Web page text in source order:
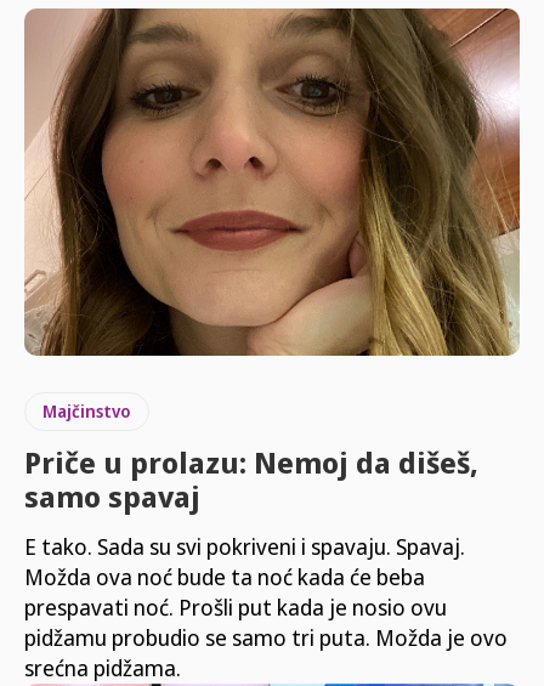
Majčinstvo
Priče u prolazu: Nemoj da dišeš,
samo spavaj
E tako. Sada su svi pokriveni i spavaju. Spavaj.
Možda ova noć bude ta noć kada će beba
prespavati noć. Prošli put kada je nosio ovu
pidžamu probudio se samo tri puta. Možda je ovo
srećna pidžama.